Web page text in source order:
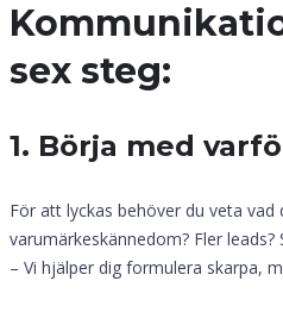
sex steg:
1. Börja med
För att lyckas behöver du veta vad
varumärkeskännedom? Fler
– Vi hjälper dig formulera skarpa,